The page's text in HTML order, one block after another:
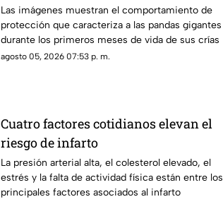
Las imágenes muestran el comportamiento de
protección que caracteriza a las pandas gigantes
durante los primeros meses de vida de sus crías
agosto 05, 2026 07:53 p. m.
Cuatro factores cotidianos elevan el
riesgo de infarto
La presión arterial alta, el colesterol elevado, el
estrés y la falta de actividad física están entre los
principales factores asociados al infarto